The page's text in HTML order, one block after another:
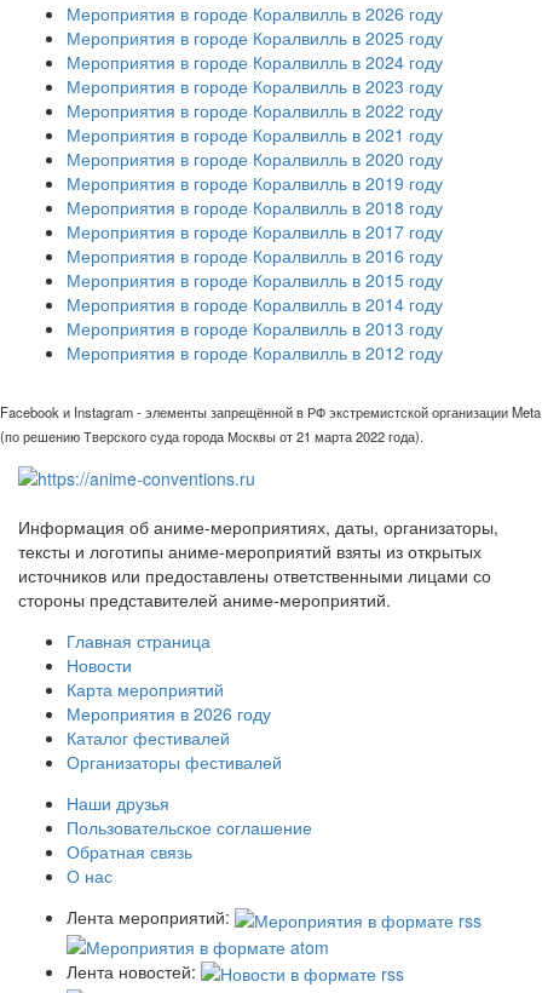
Мероприятия в городе Коралвилль в 2026 году
Мероприятия в городе Коралвилль в 2025 году
Мероприятия в городе Коралвилль в 2024 году
Мероприятия в городе Коралвилль в 2023 году
Мероприятия в городе Коралвилль в 2022 году
Мероприятия в городе Коралвилль в 2021 году
Мероприятия в городе Коралвилль в 2020 году
Мероприятия в городе Коралвилль в 2019 году
Мероприятия в городе Коралвилль в 2018 году
Мероприятия в городе Коралвилль в 2017 году
Мероприятия в городе Коралвилль в 2016 году
Мероприятия в городе Коралвилль в 2015 году
Мероприятия в городе Коралвилль в 2014 году
Мероприятия в городе Коралвилль в 2013 году
Мероприятия в городе Коралвилль в 2012 году
Facebook и Instagram - элементы запрещённой в РФ экстремистской организации Meta
(по решению Тверского суда города Москвы от 21 марта 2022 года).
Информация об аниме-мероприятиях, даты, организаторы,
тексты и логотипы аниме-мероприятий взяты из открытых
источников или предоставлены ответственными лицами со
стороны представителей аниме-мероприятий.
Главная страница
Новости
Карта мероприятий
Мероприятия в 2026 году
Каталог фестивалей
Организаторы фестивалей
Наши друзья
Пользовательское соглашение
Обратная связь
О нас
Лента мероприятий:
Лента новостей: